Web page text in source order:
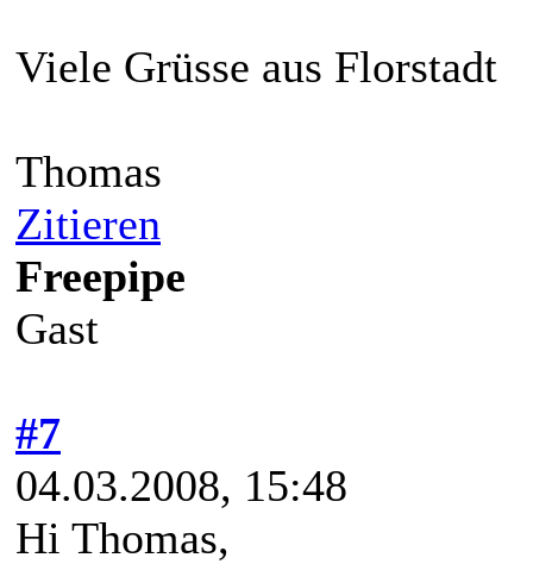
Viele Grüsse aus Florstadt
Thomas
Zitieren
Freepipe
Gast
#7
04.03.2008, 15:48
Hi Thomas,